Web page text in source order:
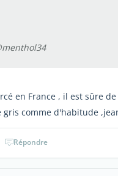
en France , il est sûre
gris comme d'habitude
Répondre